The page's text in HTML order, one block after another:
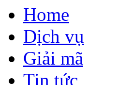
Home
Dịch vụ
Giải mã
Tin tức